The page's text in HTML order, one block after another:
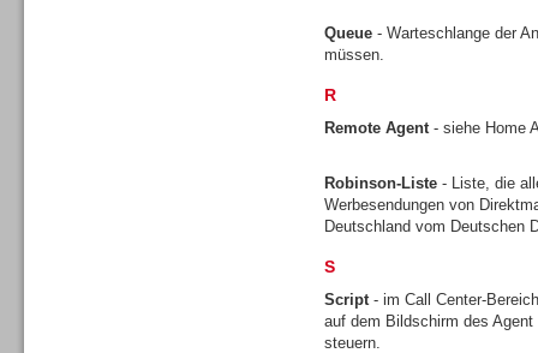
Queue - Warteschlange der
müssen.
R
Remote Agent- siehe Home
Robinson-Liste - Liste, die
Werbesendungen von
Deutschland vom Deutschen
S
Script- im Call Center-
auf dem Bildschirm des
steuern.